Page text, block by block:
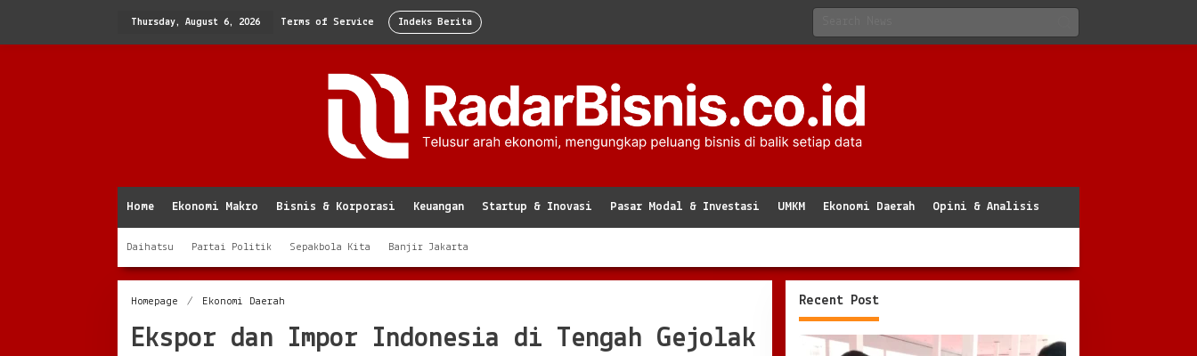
Thursday, August 6, 2026 Terms of Service Indeks Berita
Home Ekonomi Makro Bisnis & Korporasi Keuangan Startup & Inovasi Pasar Modal & Investasi UMKM Ekonomi Daerah Opini & Analisis
Daihatsu Partai Politik Sepakbola Kita Banjir Jakarta
Homepage / Ekonomi Daerah
Impor
Indonesia
Ekspor dan Impor Indonesia di Tengah Gejolak
Recent Post